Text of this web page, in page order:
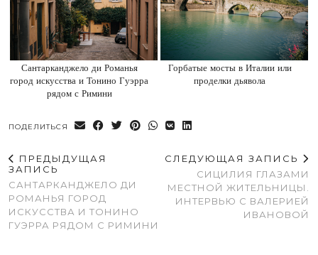
Сантарканджело ди Романья
город искусства и Тонино Гуэрра
рядом с Римини
Горбатые мосты в Италии или
проделки дьявола
ПОДЕЛИТЬСЯ
ПРЕДЫДУЩАЯ
ЗАПИСЬ
САНТАРКАНДЖЕЛО ДИ
РОМАНЬЯ ГОРОД
ИСКУССТВА И ТОНИНО
ГУЭРРА РЯДОМ С РИМИНИ
СЛЕДУЮЩАЯ ЗАПИСЬ
СИЦИЛИЯ ГЛАЗАМИ
МЕСТНОЙ ЖИТЕЛЬНИЦЫ.
ИНТЕРВЬЮ С ВАЛЕРИЕЙ
ИВАНОВОЙ